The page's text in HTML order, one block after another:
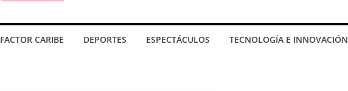
FACTOR CARIBE DEPORTES ESPECTÁCULOS TECNOLOGÍA E INNOVACIÓN